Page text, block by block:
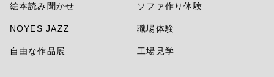
絵本読み聞かせ
NOYES JAZZ
自由な作品展
ソファ作り体験
職場体験
工場見学